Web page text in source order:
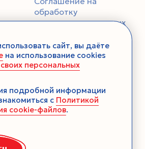
обработку
персональных данных
конфиденциальности
сайт, вы даёте
на использование cookies
персональных
подробной информации
с Политикой
cookie-файлов.